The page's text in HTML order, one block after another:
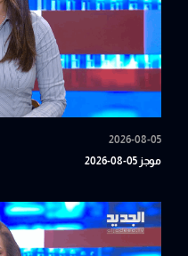
2026-08-05
موجز 05-08-2026